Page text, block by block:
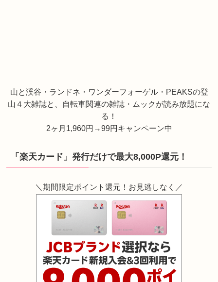
山と渓谷・ランドネ・ワンダーフォーゲル・PEAKSの登
山４大雑誌と、自転車関連の雑誌・ムックが読み放題にな
る！
2ヶ月1,960円→99円キャンペーン中
「楽天カード」発行だけで最大8,000P還元！
＼期間限定ポイント還元！お見逃しなく／